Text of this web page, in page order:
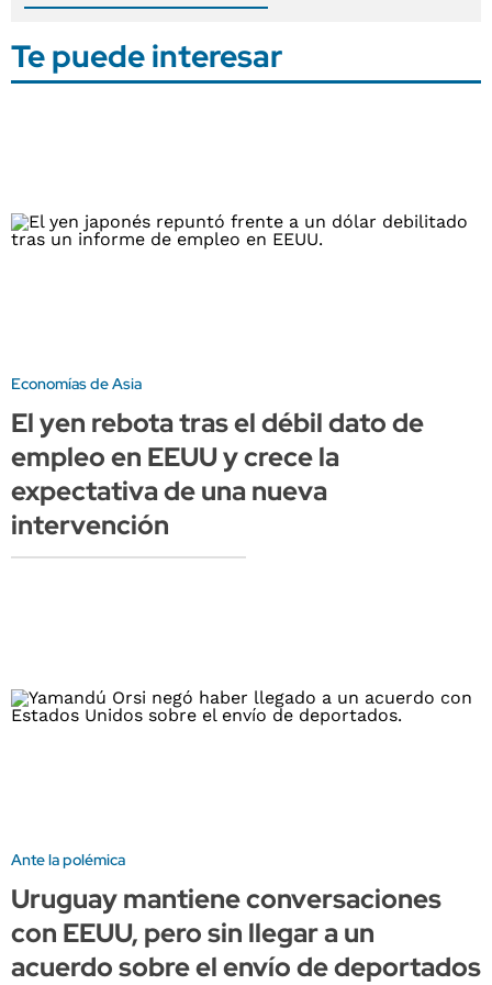
Te puede interesar
Economías de Asia
El yen rebota tras el débil dato de
empleo en EEUU y crece la
expectativa de una nueva
intervención
Ante la polémica
Uruguay mantiene conversaciones
con EEUU, pero sin llegar a un
acuerdo sobre el envío de deportados